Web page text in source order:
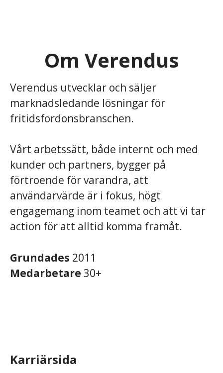
Om Verendus
Verendus utvecklar och säljer
marknadsledande lösningar för
fritidsfordonsbranschen.
Vårt arbetssätt, både internt och med
kunder och partners, bygger på
förtroende för varandra, att
användarvärde är i fokus, högt
engagemang inom teamet och att vi tar
action för att alltid komma framåt.
Grundades 2011
Medarbetare 30+
Karriärsida